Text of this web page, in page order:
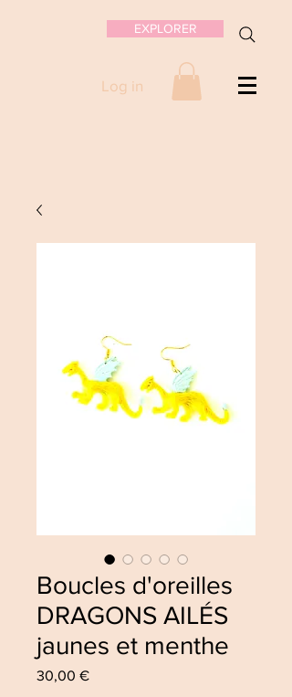
EXPLORER
Log in
Boucles d'oreilles
DRAGONS AILÉS
jaunes et menthe
30,00 €Price